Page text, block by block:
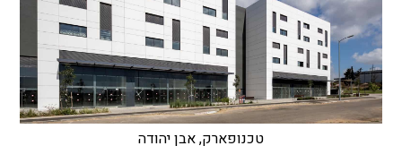
טכנופארק, אבן יהודה